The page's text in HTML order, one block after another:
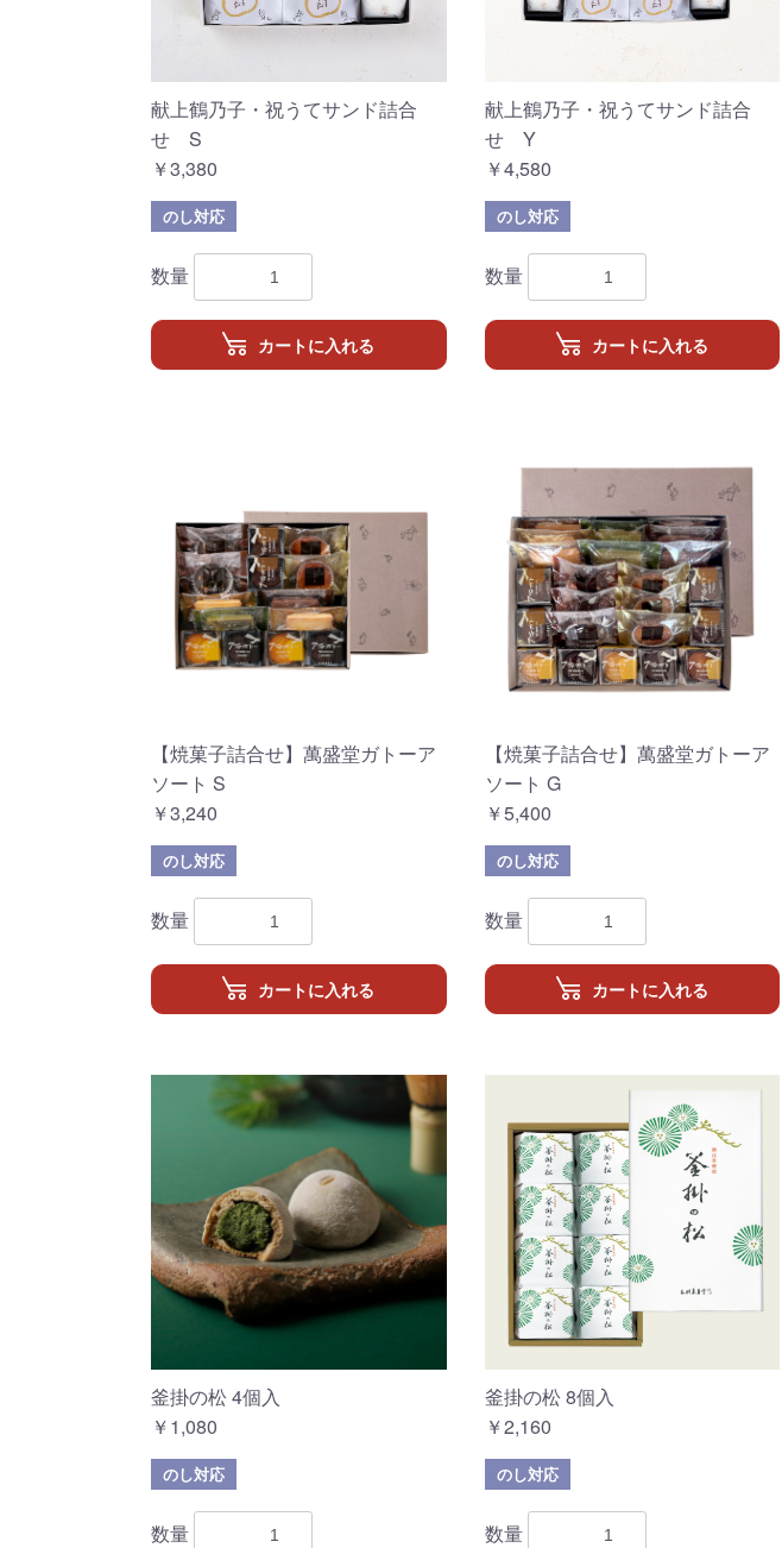
献上鶴乃子・祝うてサンド詰合
せ S
￥3,380
のし対応
数量
カートに入れる
献上鶴乃子・祝うてサンド詰合
せ Y
￥4,580
のし対応
数量
カートに入れる
【焼菓子詰合せ】萬盛堂ガトーア
ソート S
￥3,240
のし対応
数量
カートに入れる
【焼菓子詰合せ】萬盛堂ガトーア
ソート G
￥5,400
のし対応
数量
カートに入れる
釜掛の松 4個入
￥1,080
のし対応
数量
釜掛の松 8個入
￥2,160
のし対応
数量
お買い物を続ける